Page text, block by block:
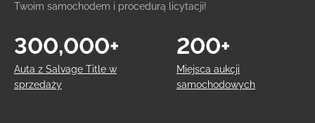
Twoim samochodem i procedurą licytacji!
Auta z Salvage Title w
sprzedaży
300,000+
Miejsca aukcji
samochodowych
200+